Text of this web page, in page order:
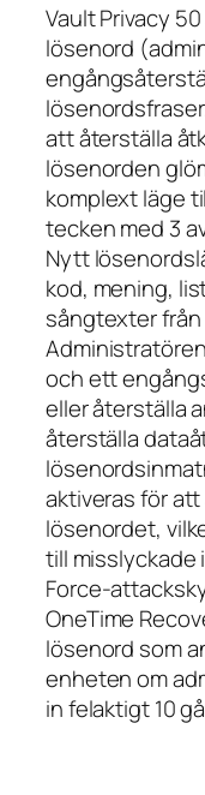
Vault Privacy
lösenord
att återställa
lösenorden
komplext läge
tecken med 3
Nytt
kod, mening,
sångtexter från
och ett
eller återställa
återställa
aktiveras för
lösenordet,
till misslyckade
Force-
OneTime
lösenord som
enheten om
in felaktigt 10